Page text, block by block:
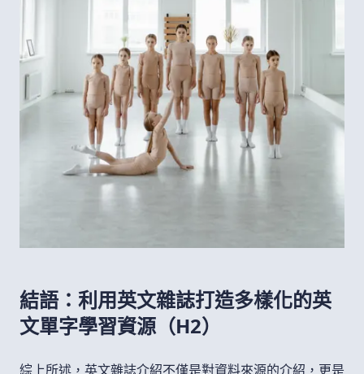
結語：利用英文雜誌打造多樣化的英
文單字學習資源（H2）
綜上所述，英文雜誌介紹不僅是對資料來源的介紹，更是